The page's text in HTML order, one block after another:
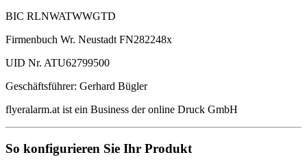
BIC RLNWATWWGTD
Firmenbuch Wr. Neustadt FN282248x
UID Nr. ATU62799500
Geschäftsführer: Gerhard Bügler
flyeralarm.at ist ein Business der online Druck GmbH
So konfigurieren Sie Ihr Produkt